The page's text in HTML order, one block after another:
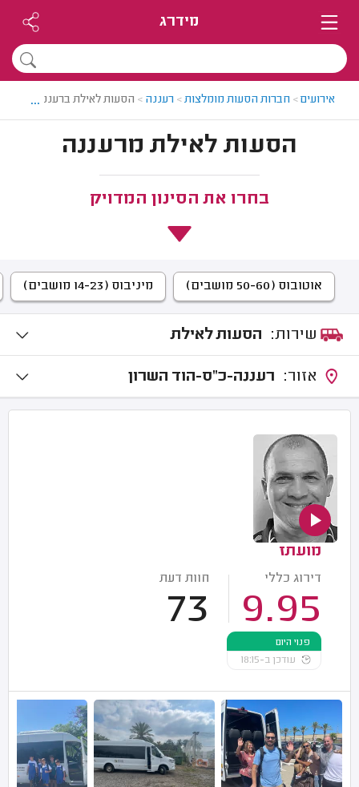
מידרג
אירועים> חברות הסעות מומלצות> רעננה > הסעות לאילת ברעננה...
הסעות לאילת מרעננה
בחרו את הסינון המדויק
אוטובוס (50-60 מושבים) מיניבוס (14-23 מושבים)
הסעות לאילת
רעננה-כ"ס-הוד השרון
מועתז
דירוג כללי
9.95
חוות דעת
73
פנוי היום
עודכן ב-18:15